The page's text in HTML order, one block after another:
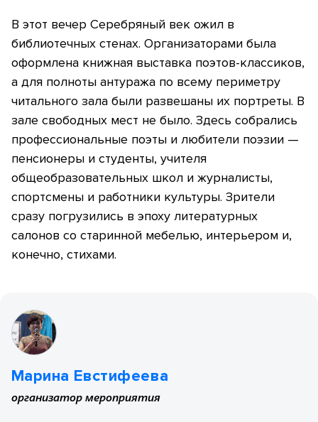
В этот вечер Серебряный век ожил в
библиотечных стенах. Организаторами была
оформлена книжная выставка поэтов-классиков,
а для полноты антуража по всему периметру
читального зала были развешаны их портреты. В
зале свободных мест не было. Здесь собрались
профессиональные поэты и любители поэзии —
пенсионеры и студенты, учителя
общеобразовательных школ и журналисты,
спортсмены и работники культуры. Зрители
сразу погрузились в эпоху литературных
салонов со старинной мебелью, интерьером и,
конечно, стихами.
Марина Евстифеева
организатор мероприятия